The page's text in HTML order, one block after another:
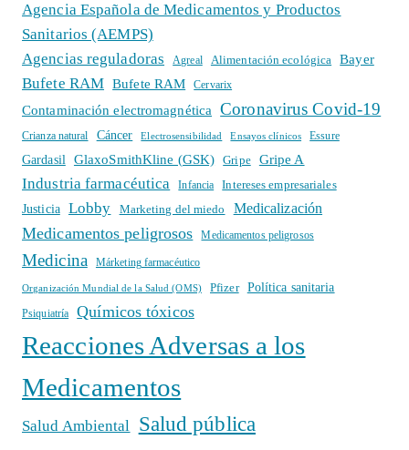
Agencia Española de Medicamentos y Productos
Sanitarios (AEMPS)
Agencias reguladoras
Agreal Alimentación ecológica Bayer
Bufete RAM Bufete RAM Cervarix
Contaminación electromagnética Coronavirus Covid-19
Crianza natural Cáncer Electrosensibilidad Ensayos clínicos Essure
Gardasil GlaxoSmithKline (GSK) Gripe Gripe A
Industria farmacéutica Infancia
Intereses empresariales
Justicia
Lobby Marketing del miedo Medicalización
Medicamentos peligrosos Medicamentos peligrosos
Medicina Márketing farmacéutico
Organización Mundial de la Salud (OMS) Pfizer Política sanitaria
Psiquiatría Químicos tóxicos
Reacciones Adversas a los
Medicamentos
Salud Ambiental Salud pública